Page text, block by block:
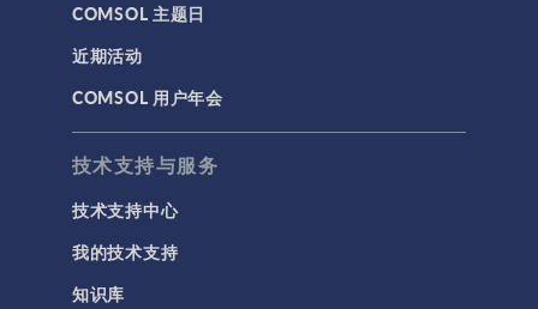
安装与许可证管理
建模工具和定义
材料
物理场接口
用户界面
研究与求解器
简介
结果与可视化
COMSOL 主题日
近期活动
COMSOL 用户年会
技术支持与服务
技术支持中心
我的技术支持
知识库